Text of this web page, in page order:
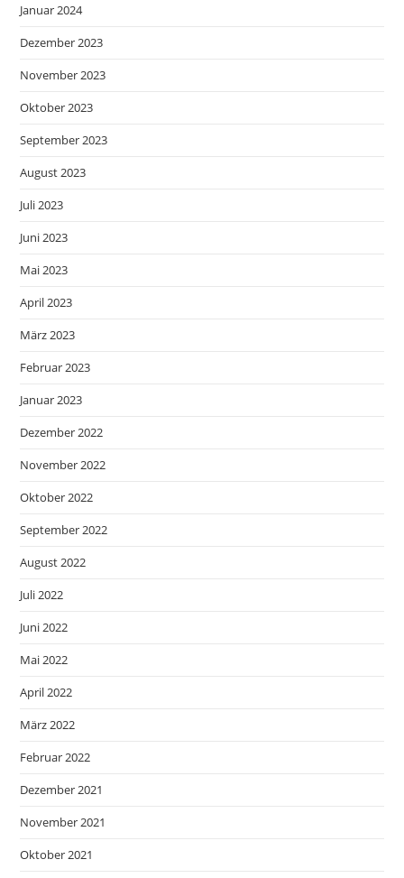
Januar 2024
Dezember 2023
November 2023
Oktober 2023
September 2023
August 2023
Juli 2023
Juni 2023
Mai 2023
April 2023
März 2023
Februar 2023
Januar 2023
Dezember 2022
November 2022
Oktober 2022
September 2022
August 2022
Juli 2022
Juni 2022
Mai 2022
April 2022
März 2022
Februar 2022
Dezember 2021
November 2021
Oktober 2021